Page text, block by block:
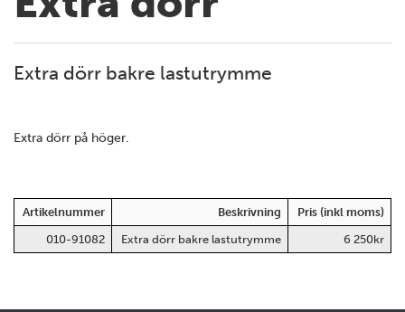
Extra dörr bakre lastutrymme
Extra dörr på höger.
Artikelnummer Beskrivning
Pris (inkl moms)
010-91082
Extra dörr bakre lastutrymme 6 250kr